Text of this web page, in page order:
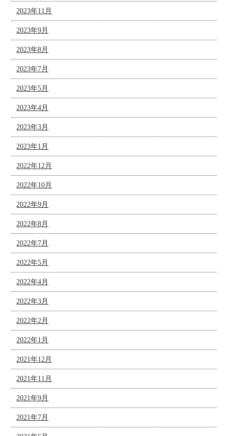
2023年11月
2023年9月
2023年8月
2023年7月
2023年5月
2023年4月
2023年3月
2023年1月
2022年12月
2022年10月
2022年9月
2022年8月
2022年7月
2022年5月
2022年4月
2022年3月
2022年2月
2022年1月
2021年12月
2021年11月
2021年9月
2021年7月